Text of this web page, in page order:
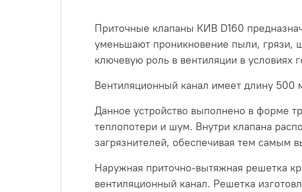
Приточные клапаны КИВ D160
уменьшают проникновение пыли, грязи,
ключевую роль в вентиляции в условиях
Вентиляционный канал имеет длину 500
Данное устройство выполнено в форме
теплопотери и шум. Внутри клапана
загрязнителей, обеспечивая тем самым
Наружная приточно-вытяжная решетка
вентиляционный канал. Решетка